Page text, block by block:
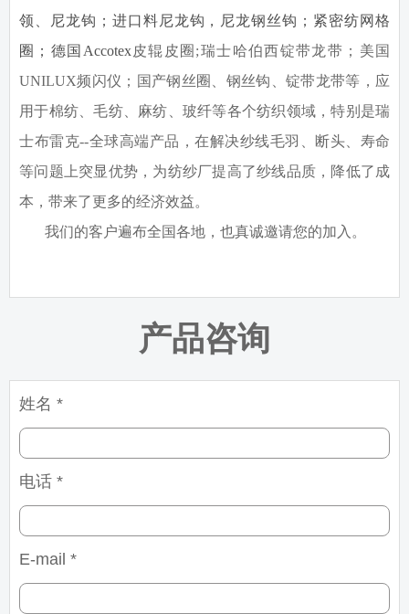
领、尼龙钩；进口料尼龙钩，尼龙钢丝钩；紧密纺网格
圈；德国 Accotex皮辊皮圈 ;瑞士哈伯西锭带龙带；美国
UNILUX频闪仪；国产钢丝圈、钢丝钩、锭带龙带等，应
用于棉纺、毛纺、麻纺、玻纤等各个纺织领域，特别是瑞
士布雷克--全球高端产品，在解决纱线毛羽、断头、寿命
等问题上突显优势，为纺纱厂提高了纱线品质，降低了成
本，带来了更多的经济效益。
我们的客户遍布全国各地，也真诚邀请您的加入。
产品咨询
姓名 *
电话 *
E-mail *